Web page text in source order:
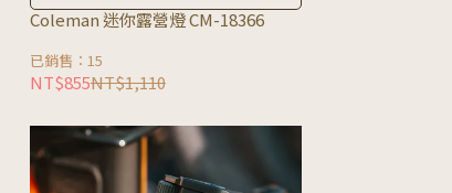
Coleman 迷你露營燈 CM-18366
已銷售：15
NT$855NT$1,110